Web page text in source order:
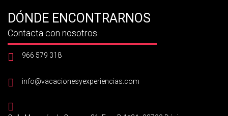
DÓNDE ENCONTRARNOS
Contacta con nosotros
966 579 318
info@vacacionesyexperiencias.com